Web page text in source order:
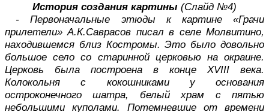
История создания картины (Слайд №4)
- Первоначальные этюды к картине «Грачи
прилетели» А.К.Саврасов писал в селе Молвитино,
находившемся близ Костромы. Это было довольно
большое село со старинной церковью на окраине.
Церковь была построена в конце XVIII века.
Колокольня с кокошниками у основания
остроконечного шатра, белый храм с пятью
небольшими куполами. Потемневшие от времени